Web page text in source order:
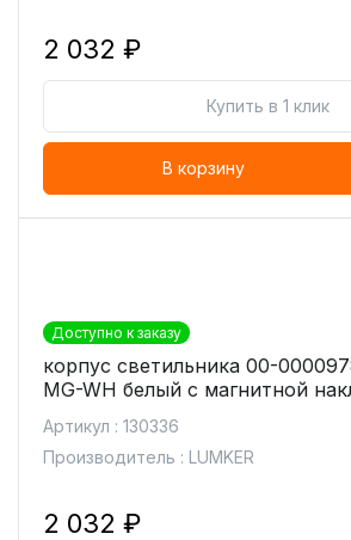
2 032 ₽
Купить в 1 клик
В корзину
Доступно к заказу
корпус светильника 00-
MG-WH белый с магнитной
Артикул : 130336
Производитель : LUMKER
2 032 ₽